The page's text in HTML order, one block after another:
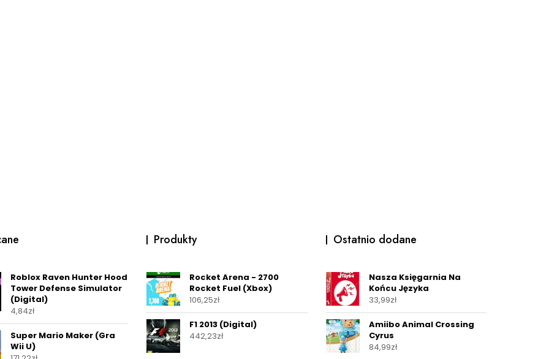
Roblox Raven Hunter Hood
Tower Defense Simulator
(Digital)
4,84zł
Super Mario Maker (Gra
Wii U)
Produkty
Rocket Arena - 2700
Rocket Fuel (Xbox)
106,25zł
F1 2013 (Digital)
442,23zł
Ostatnio dodane
Nasza Księgarnia Na
Końcu Języka
33,99zł
Amiibo Animal Crossing
Cyrus
84,99zł